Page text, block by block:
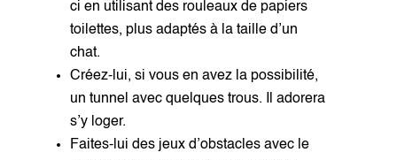
ci en utilisant des rouleaux de papiers
toilettes, plus adaptés à la taille d’un
chat.
Créez-lui, si vous en avez la possibilité,
un tunnel avec quelques trous. Il adorera
s’y loger.
Faites-lui des jeux d’obstacles avec le